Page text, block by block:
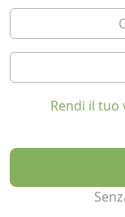
La posizione
della Sicilia
partenza ideale
Laguna dello
kite e windsurf,
Rendi il